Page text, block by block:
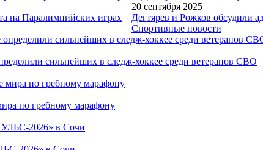
на Паралимпийских играх
20 сентября 2025
Дегтярев и Рожков обсудили
Спортивные новости
сильнейших в следж-хоккее среди ветеранов СВО
по гребному марафону